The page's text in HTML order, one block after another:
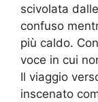
scivolata
confuso
più caldo.
voce in cui
Il viaggio
inscenato